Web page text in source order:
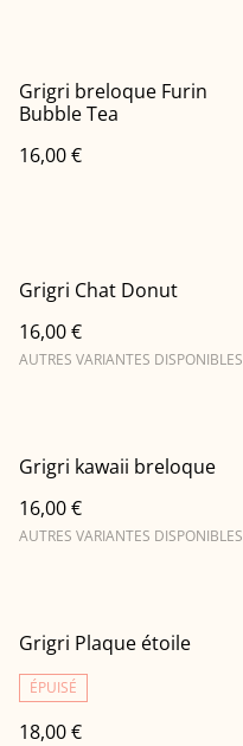
Grigri breloque Furin
Bubble Tea
16,00 €
Grigri Chat Donut
16,00 €
AUTRES VARIANTES DISPONIBLES
Grigri kawaii breloque
16,00 €
AUTRES VARIANTES DISPONIBLES
Grigri Plaque étoile
ÉPUISÉ
18,00 €